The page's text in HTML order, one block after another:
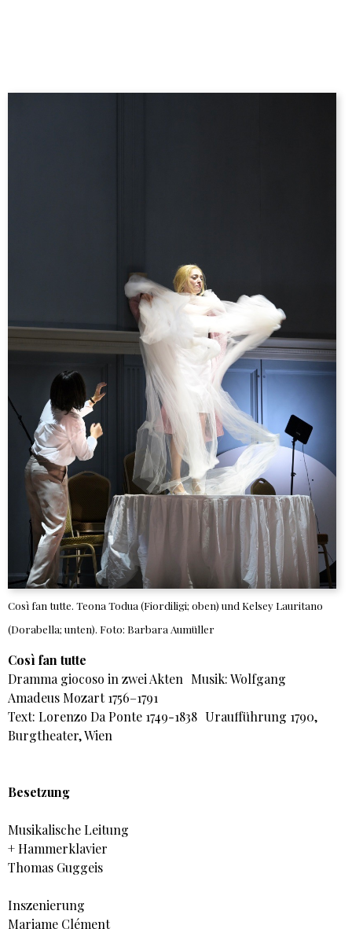
Così fan tutte. Teona Todua (Fiordiligi; oben) und Kelsey Lauritano
(Dorabella; unten). Foto: Barbara Aumüller
Così fan tutte
Dramma giocoso in zwei Akten Musik: Wolfgang
Amadeus Mozart 1756–1791
Text: Lorenzo Da Ponte 1749-1838 Uraufführung 1790,
Burgtheater, Wien
Besetzung
Musikalische Leitung
+ Hammerklavier
Thomas Guggeis
Inszenierung
Mariame Clément